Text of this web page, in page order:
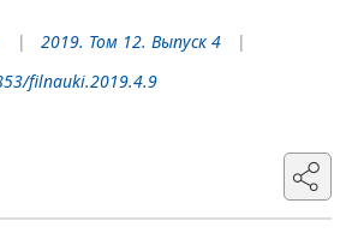
2019. Том 12. Выпуск 4
filnauki.2019.4.9